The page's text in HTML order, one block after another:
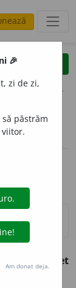
clear
opțiuni
pleósnet
🎉
zi de zi,
păstrăm
Am donat deja.